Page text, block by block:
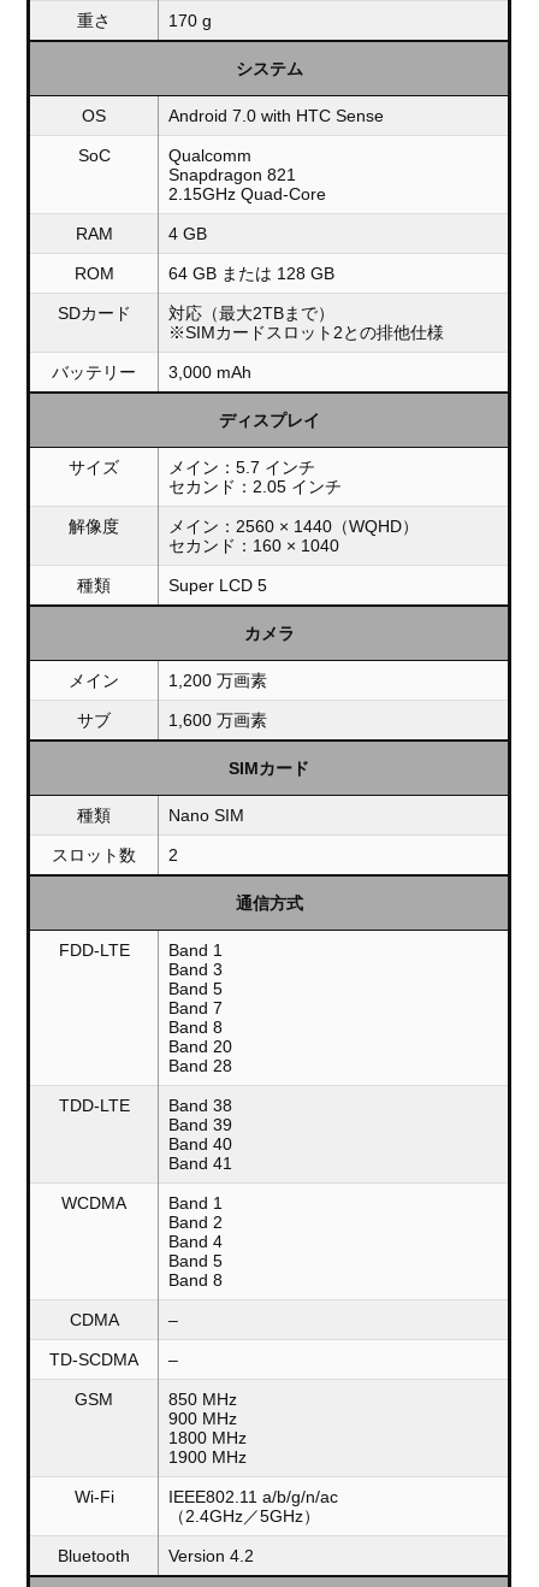
重さ 170 g
システム
OS Android 7.0 with HTC Sense
SoC
Qualcomm
Snapdragon 821
2.15GHz Quad-Core
RAM 4 GB
ROM 64 GB または 128 GB
SDカード
対応（最大2TBまで）
※SIMカードスロット2との排他仕様
バッテリー 3,000 mAh
ディスプレイ
サイズ
メイン：5.7 インチ
セカンド：2.05 インチ
解像度
メイン：2560 × 1440（WQHD）
セカンド：160 × 1040
種類 Super LCD 5
カメラ
メイン 1,200 万画素
サブ 1,600 万画素
SIMカード
種類 Nano SIM
スロット数 2
通信方式
FDD-LTE
Band 1
Band 3
Band 5
Band 7
Band 8
Band 20
Band 28
TDD-LTE
Band 38
Band 39
Band 40
Band 41
WCDMA
Band 1
Band 2
Band 4
Band 5
Band 8
CDMA –
TD-SCDMA –
GSM
850 MHz
900 MHz
1800 MHz
1900 MHz
Wi-Fi
IEEE802.11 a/b/g/n/ac
（2.4GHz／5GHz）
Bluetooth Version 4.2